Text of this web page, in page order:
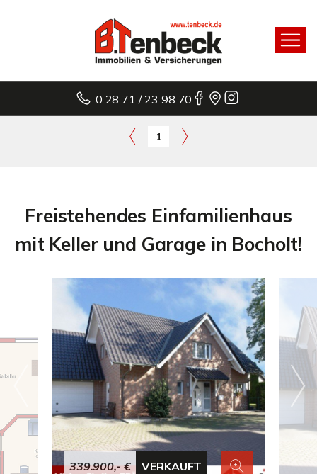
0 28 71 / 23 98 70
1
Freistehendes Einfamilienhaus
mit Keller und Garage in Bocholt!
339.900,- € VERKAUFT